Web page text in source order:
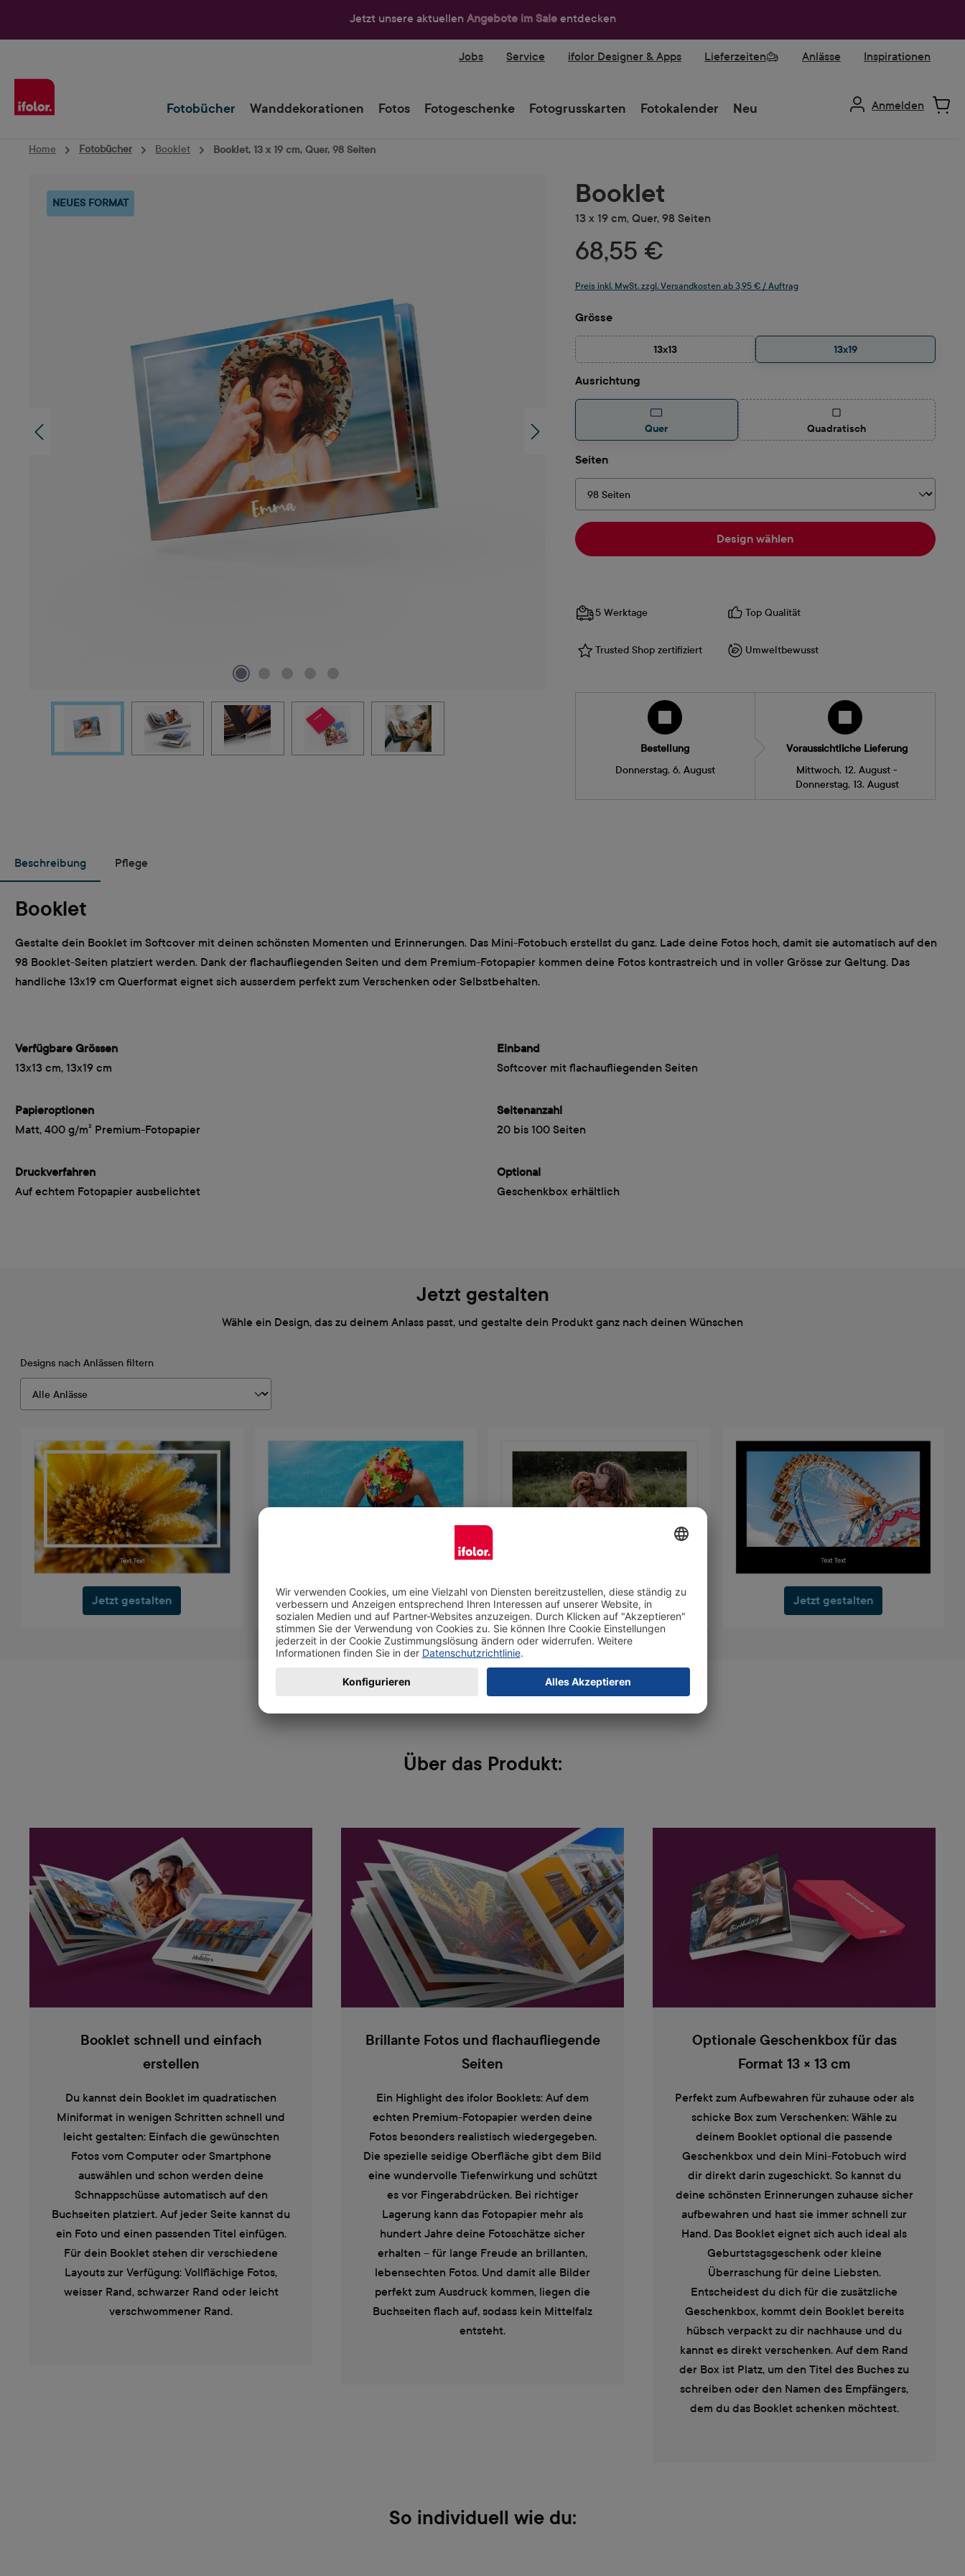
Jetzt unsere aktuellen Angebote im Sale entdecken
Jobs Service ifolor Designer & Apps Lieferzeiten Anlässe Inspirationen
Fotobücher Wanddekorationen Fotos Fotogeschenke Fotogrusskarten Fotokalender Neu Anmelden
Home Fotobücher Booklet Booklet, 13 x 19 cm, Quer, 98 Seiten
NEUES FORMAT Booklet
13 x 19 cm, Quer, 98 Seiten
68,55 €
Preis inkl. MwSt. zzgl. Versandkosten ab 3,95 € / Auftrag
Grösseauswählen
13x13
(Diese Option ist zurzeit nicht verfügbar.)
13x19
Ausrichtungauswählen
Quer Quadratisch(Diese Option ist zurzeit nicht
Seitenauswählen
Design wählen
5 Werktage Top Qualität
Trusted Shop zertifiziert Umweltbewusst
Bestellung
Donnerstag, 6. August
Voraussichtliche Lieferung
Mittwoch, 12. August -
Donnerstag, 13. August
Beschreibung Pflege
Booklet
Gestalte dein Booklet im Softcover mit deinen schönsten Momenten und Erinnerungen. Das Mini-Fotobuch erstellst du ganz. Lade deine Fotos hoch, damit sie automatisch auf den
98 Booklet-Seiten platziert werden. Dank der flachaufliegenden Seiten und dem Premium-Fotopapier kommen deine Fotos kontrastreich und in voller Grösse zur Geltung. Das
handliche 13x19 cm Querformat eignet sich ausserdem perfekt zum Verschenken oder Selbstbehalten.
Verfügbare Grössen
13x13 cm, 13x19 cm
Papieroptionen
Matt, 400 g/m² Premium-Fotopapier
Druckverfahren
Auf echtem Fotopapier ausbelichtet
Einband
Softcover mit flachaufliegenden Seiten
Seitenanzahl
20 bis 100 Seiten
Optional
Geschenkbox erhältlich
Jetzt gestalten
Wähle ein Design, das zu deinem Anlass passt, und gestalte dein Produkt ganz nach deinen Wünschen
Designs nach Anlässen filtern
Jetzt gestalten Jetzt gestalten Jetzt gestalten Jetzt gestalten
Bewertungen
Über das Produkt:
Booklet schnell und einfach
erstellen
Du kannst dein Booklet im quadratischen
Miniformat in wenigen Schritten schnell und
leicht gestalten: Einfach die gewünschten
Fotos vom Computer oder Smartphone
auswählen und schon werden deine
Schnappschüsse automatisch auf den
Buchseiten platziert. Auf jeder Seite kannst du
ein Foto und einen passenden Titel einfügen.
Für dein Booklet stehen dir verschiedene
Layouts zur Verfügung: Vollflächige Fotos,
weisser Rand, schwarzer Rand oder leicht
verschwommener Rand.
Brillante Fotos und flachaufliegende
Seiten
Ein Highlight des ifolor Booklets: Auf dem
echten Premium-Fotopapier werden deine
Fotos besonders realistisch wiedergegeben.
Die spezielle seidige Oberfläche gibt dem Bild
eine wundervolle Tiefenwirkung und schützt
es vor Fingerabdrücken. Bei richtiger
Lagerung kann das Fotopapier mehr als
hundert Jahre deine Fotoschätze sicher
erhalten – für lange Freude an brillanten,
lebensechten Fotos. Und damit alle Bilder
perfekt zum Ausdruck kommen, liegen die
Buchseiten flach auf, sodass kein Mittelfalz
entsteht.
Optionale Geschenkbox für das
Format 13 × 13 cm
Perfekt zum Aufbewahren für zuhause oder als
schicke Box zum Verschenken: Wähle zu
deinem Booklet optional die passende
Geschenkbox und dein Mini-Fotobuch wird
dir direkt darin zugeschickt. So kannst du
deine schönsten Erinnerungen zuhause sicher
aufbewahren und hast sie immer schnell zur
Hand. Das Booklet eignet sich auch ideal als
Geburtstagsgeschenk oder kleine
Überraschung für deine Liebsten.
Entscheidest du dich für die zusätzliche
Geschenkbox, kommt dein Booklet bereits
hübsch verpackt zu dir nachhause und du
kannst es direkt verschenken. Auf dem Rand
der Box ist Platz, um den Titel des Buches zu
schreiben oder den Namen des Empfängers,
dem du das Booklet schenken möchtest.
So individuell wie du: